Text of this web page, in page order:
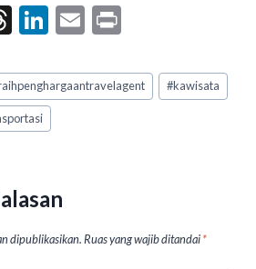
T
ea
ds
Li
ke
dI
n
E
ai
l
t
#kawisata
dipublikasikan. Ruas yang wajib ditandai*